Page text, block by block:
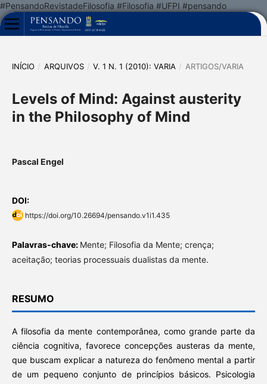
#PensandoRevistadeFilosofia #Filosofia #UFPI #pensando
INÍCIO / ARQUIVOS / V. 1 N. 1 (2010): VARIA / ARTIGOS/VARIA
Levels of Mind: Against austerity
in the Philosophy of Mind
Pascal Engel
DOI:
https://doi.org/10.26694/pensando.v1i1.435
Palavras-chave: Mente; Filosofia da Mente; crença;
aceitação; teorias processuais dualistas da mente.
RESUMO
A filosofia da mente contemporânea, como grande parte da
ciência cognitiva, favorece concepções austeras da mente,
que buscam explicar a natureza do fenômeno mental a partir
de um pequeno conjunto de princípios básicos. Psicologia